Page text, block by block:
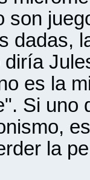
son
dadas,
es la
Si uno
la